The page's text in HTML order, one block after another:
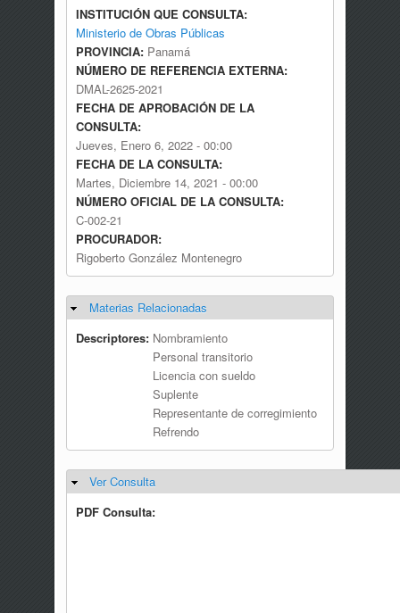
INSTITUCIÓN QUE CONSULTA:
Ministerio de Obras Públicas
PROVINCIA: Panamá
NÚMERO DE REFERENCIA EXTERNA:
DMAL-2625-2021
FECHA DE APROBACIÓN DE LA
CONSULTA:
Jueves, Enero 6, 2022 - 00:00
FECHA DE LA CONSULTA:
Martes, Diciembre 14, 2021 - 00:00
NÚMERO OFICIAL DE LA CONSULTA:
C-002-21
PROCURADOR:
Rigoberto González Montenegro
Ocultar
Materias Relacionadas
Descriptores: Nombramiento
Personal transitorio
Licencia con sueldo
Suplente
Representante de corregimiento
Refrendo
Ocultar
Ver Consulta
PDF Consulta: